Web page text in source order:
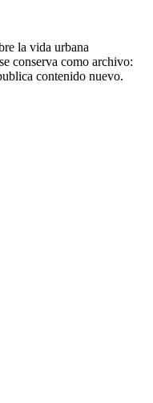
la vida urbana
conserva como archivo:
contenido nuevo.